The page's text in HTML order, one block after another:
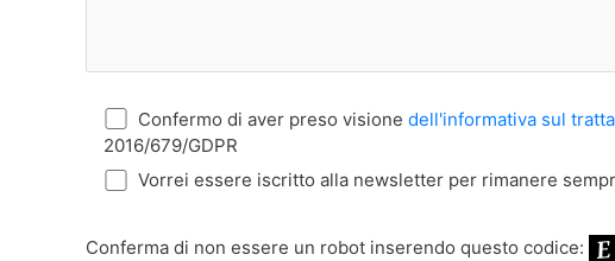
Confermo di aver preso visione dell'informativa sul
2016/679/GDPR
Vorrei essere iscritto alla newsletter per rimanere
Conferma di non essere un robot inserendo questo codice: